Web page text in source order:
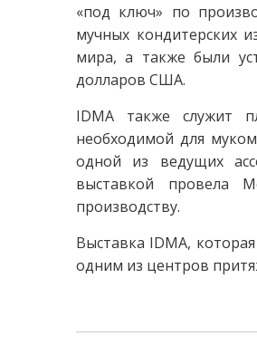
«под ключ» по
мучных кондитерских
мира, а также были
долларов США.
IDMA также служит
необходимой для
одной из ведущих
выставкой провела
производству.
Выставка IDMA,
одним из центров